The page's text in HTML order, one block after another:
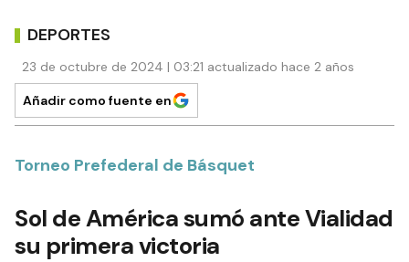
DEPORTES
23 de octubre de 2024 | 03:21 actualizado hace 2 años
Añadir como fuente en
Torneo Prefederal de Básquet
Sol de América sumó ante Vialidad
su primera victoria